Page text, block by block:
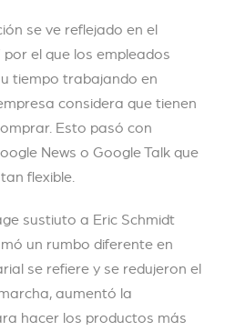
se ve reflejado en el
el que los empleados
tiempo trabajando en
considera que tienen
Esto pasó con
News o Google Talk que
flexible.
sustiuto a Eric Schmidt
un rumbo diferente en
se refiere y se redujeron el
aumentó la
hacer los productos más